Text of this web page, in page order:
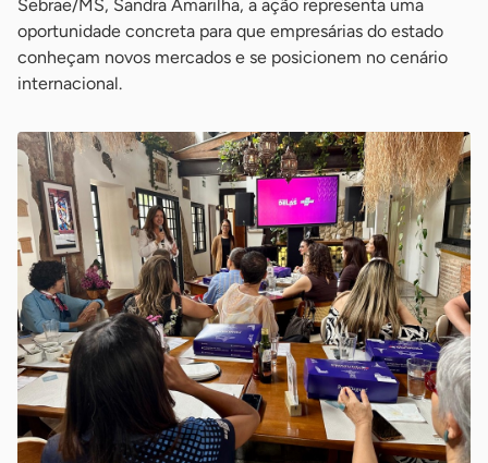
Sebrae/MS, Sandra Amarilha, a ação representa uma
oportunidade concreta para que empresárias do estado
conheçam novos mercados e se posicionem no cenário
internacional.